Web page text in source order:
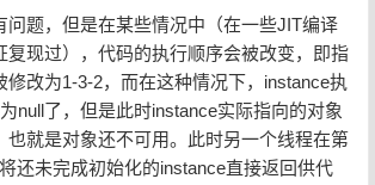
问题，但是在某些情况中（在一些JIT编译
复现过），代码的执行顺序会被改变，即指
修改为1-3-2，而在这种情况下，instance执
null了，但是此时instance实际指向的对象
也就是对象还不可用。此时另一个线程在第
还未完成初始化的instance直接返回供代